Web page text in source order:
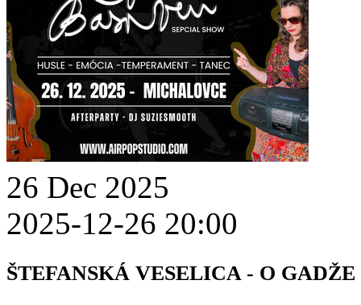
26 Dec 2025
2025-12-26 20:00
ŠTEFANSKÁ VESELICA - O GADŽE